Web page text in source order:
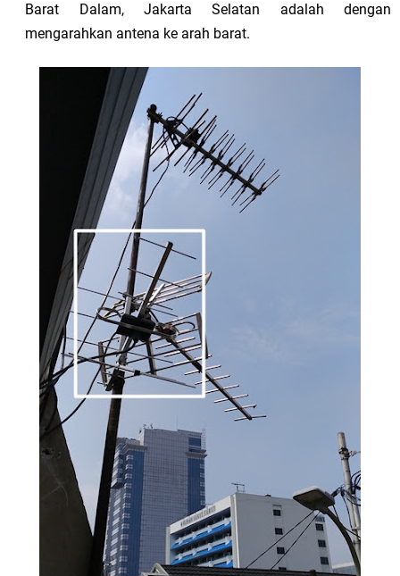
Barat Dalam, Jakarta Selatan adalah dengan
mengarahkan antena ke arah barat.